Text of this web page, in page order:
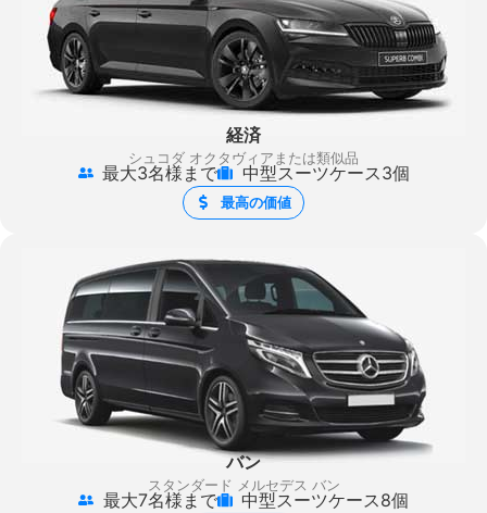
経済
シュコダ オクタヴィアまたは類似品
最大3名様まで 中型スーツケース3個
最高の価値
バン
スタンダード メルセデス バン
最大7名様まで 中型スーツケース8個